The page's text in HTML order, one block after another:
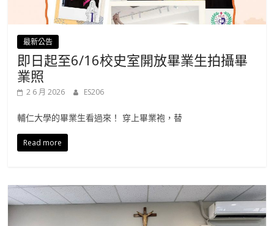
最新公告
即日起至6/16校史室開放畢業生拍攝畢
業照
2 6 月 2026 ES206
輔仁大學的畢業生看過來！ 穿上畢業袍，替
Read more